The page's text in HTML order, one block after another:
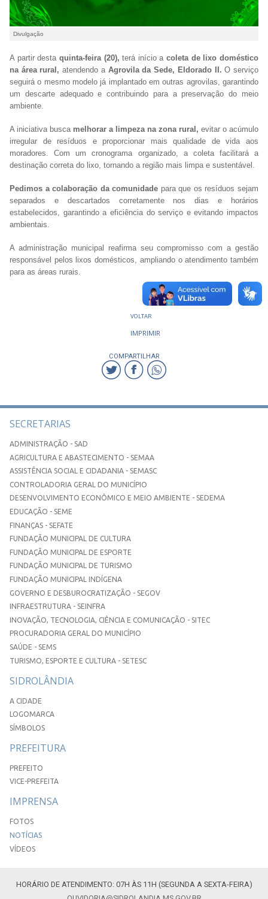
Divulgação
A partir desta quinta-feira (20), terá início acoleta de lixo doméstico
na área rural,atendendo a Agrovila da Sede, Eldorado II. O serviço
seguirá o mesmo modelo já implantado em outras agrovilas, garantindo
um descarte adequado e contribuindo para a preservação do meio
ambiente.
A iniciativa busca melhorar a limpeza na zona rural, evitar o acúmulo
irregular de resíduos e proporcionar mais qualidade de vida aos
moradores. Com um cronograma organizado, a coleta facilitará a
destinação correta do lixo, tornando a região mais limpa e sustentável.
Pedimos a colaboração da comunidade para que os resíduos sejam
separados e descartados corretamente nos dias e horários
estabelecidos, garantindo a eficiência do serviço e evitando impactos
ambientais.
A administração municipal reafirma seu compromisso com a gestão
responsável pelos lixos domésticos, ampliando o atendimento também
para as áreas rurais.
VOLTAR
IMPRIMIR
COMPARTILHAR
SECRETARIAS
ADMINISTRAÇÃO - SAD
AGRICULTURA E ABASTECIMENTO - SEMAA
ASSISTÊNCIA SOCIAL E CIDADANIA - SEMASC
CONTROLADORIA GERAL DO MUNICÍPIO
DESENVOLVIMENTO ECONÔMICO E MEIO AMBIENTE - SEDEMA
EDUCAÇÃO - SEME
FINANÇAS - SEFATE
FUNDAÇÃO MUNICIPAL DE CULTURA
FUNDAÇÃO MUNICIPAL DE ESPORTE
FUNDAÇÃO MUNICIPAL DE TURISMO
FUNDAÇÃO MUNICIPAL INDÍGENA
GOVERNO E DESBUROCRATIZAÇÃO - SEGOV
INFRAESTRUTURA - SEINFRA
INOVAÇÃO, TECNOLOGIA, CIÊNCIA E COMUNICAÇÃO - SITEC
PROCURADORIA GERAL DO MUNICÍPIO
SAÚDE - SEMS
TURISMO, ESPORTE E CULTURA - SETESC
SIDROLÂNDIA
A CIDADE
LOGOMARCA
SÍMBOLOS
PREFEITURA
PREFEITO
VICE-PREFEITA
IMPRENSA
FOTOS
NOTÍCIAS
VÍDEOS
HORÁRIO DE ATENDIMENTO: 07H ÀS 11H (SEGUNDA A SEXTA-FEIRA)